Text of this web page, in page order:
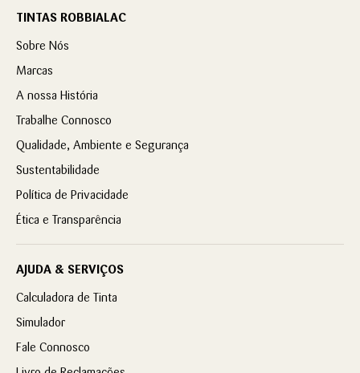
TINTAS ROBBIALAC
Sobre Nós
Marcas
A nossa História
Trabalhe Connosco
Qualidade, Ambiente e Segurança
Sustentabilidade
Política de Privacidade
Ética e Transparência
AJUDA & SERVIÇOS
Calculadora de Tinta
Simulador
Fale Connosco